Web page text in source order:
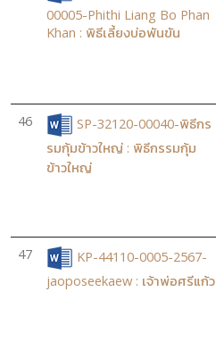
00005-Phithi Liang Bo Phan
Khan : พิธีเลี้ยงบ่อพันขัน
46
SP-32120-00040-พิธีกร
รมกุ้มข้าวใหญ่ : พิธีกรรมกุ้ม
ข้าวใหญ่
47
KP-44110-0005-2567-
jaoposeekaew : เจ้าพ่อศรีแก้ว